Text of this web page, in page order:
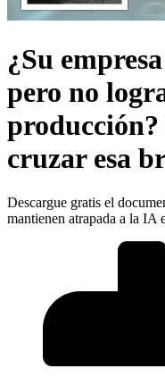
¿Su
pero no
producción?
cruzar esa
Descargue gratis el
mantienen atrapada a la IA